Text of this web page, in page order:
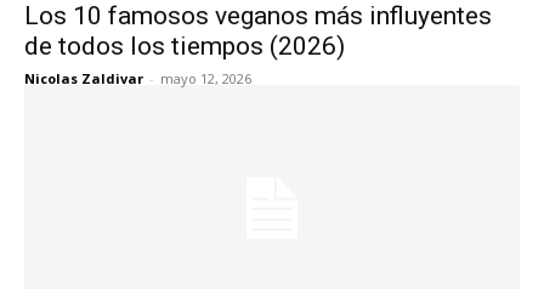
Los 10 famosos veganos más influyentes
de todos los tiempos (2026)
Nicolas Zaldivar - mayo 12, 2026